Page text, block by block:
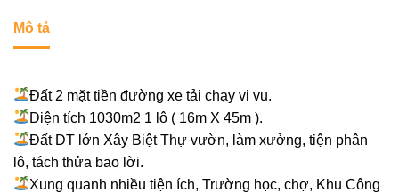
Mô tả
Đất 2 mặt tiền đường xe tải chạy vi vu.
Diện tích 1030m2 1 lô ( 16m X 45m ).
Đất DT lớn Xây Biệt Thự vườn, làm xưởng, tiện phân
lô, tách thửa bao lời.
Xung quanh nhiều tiện ích, Trường học, chợ, Khu Công